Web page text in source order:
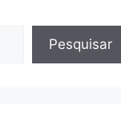
Pesquisar